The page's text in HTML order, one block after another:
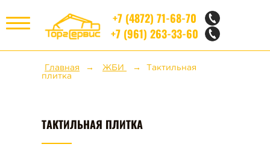
МЕНЮ
КИРПИЧ
+7 (4872) 71-68-70
+7 (961) 263-33-60
Главная ЖБИ
Тактильная
плитка
ТАКТИЛЬНАЯ ПЛИТКА